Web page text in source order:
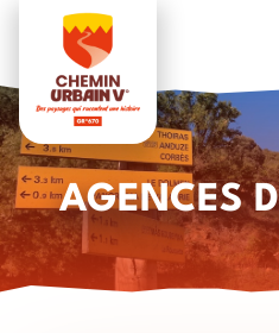
AGENCES